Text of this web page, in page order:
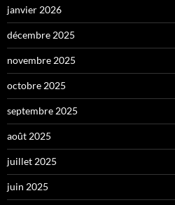
janvier 2026
décembre 2025
novembre 2025
octobre 2025
septembre 2025
août 2025
juillet 2025
juin 2025